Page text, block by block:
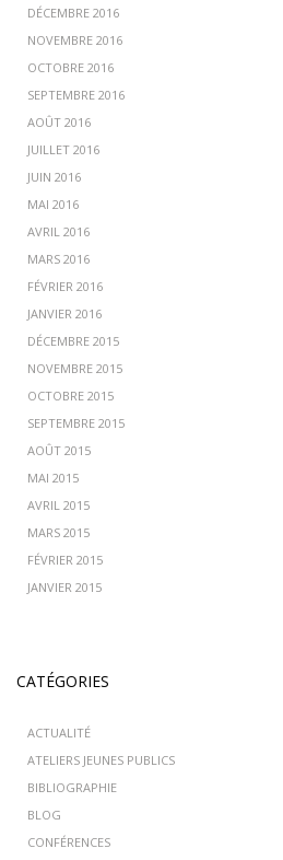
DÉCEMBRE 2016
NOVEMBRE 2016
OCTOBRE 2016
SEPTEMBRE 2016
AOÛT 2016
JUILLET 2016
JUIN 2016
MAI 2016
AVRIL 2016
MARS 2016
FÉVRIER 2016
JANVIER 2016
DÉCEMBRE 2015
NOVEMBRE 2015
OCTOBRE 2015
SEPTEMBRE 2015
AOÛT 2015
MAI 2015
AVRIL 2015
MARS 2015
FÉVRIER 2015
JANVIER 2015
CATÉGORIES
ACTUALITÉ
ATELIERS JEUNES PUBLICS
BIBLIOGRAPHIE
BLOG
CONFÉRENCES